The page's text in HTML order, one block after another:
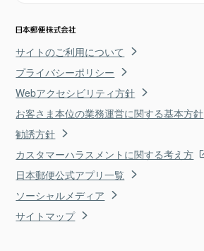
サイトのご利用について
プライバシーポリシー
Webアクセシビリティ方針
お客さま本位の業務運営に関する基本方針
勧誘方針
カスタマーハラスメントに関する考え方
日本郵便公式アプリ一覧
ソーシャルメディア
サイトマップ